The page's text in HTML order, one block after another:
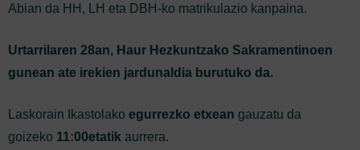
Abian da HH, LH eta DBH-ko matrikulazio kanpaina.
Urtarrilaren 28an, Haur Hezkuntzako Sakramentinoen
gunean ate irekien jardunaldia burutuko da.
Laskorain Ikastolako egurrezko etxean gauzatu da
goizeko 11:00etatik aurrera.